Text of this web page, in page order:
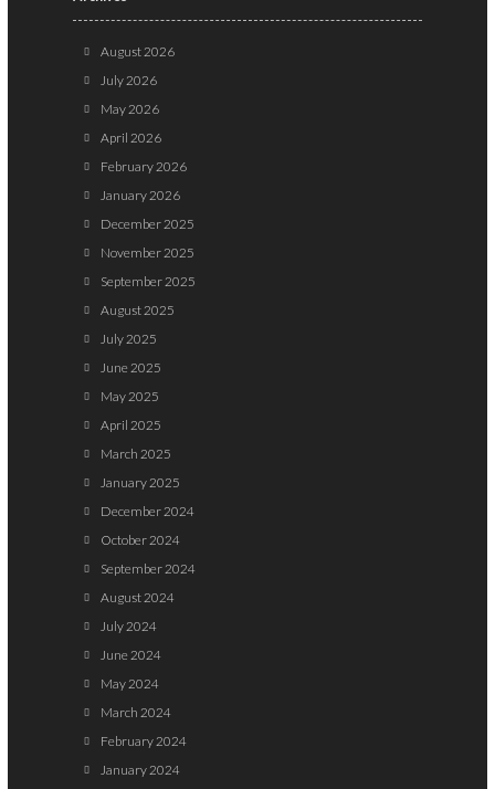
August 2026
July 2026
May 2026
April 2026
February 2026
January 2026
December 2025
November 2025
September 2025
August 2025
July 2025
June 2025
May 2025
April 2025
March 2025
January 2025
December 2024
October 2024
September 2024
August 2024
July 2024
June 2024
May 2024
March 2024
February 2024
January 2024